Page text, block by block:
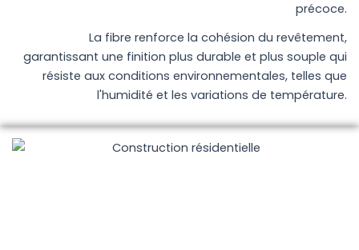
précoce.
La fibre renforce la cohésion du revêtement,
garantissant une finition plus durable et plus souple qui
résiste aux conditions environnementales, telles que
l'humidité et les variations de température.